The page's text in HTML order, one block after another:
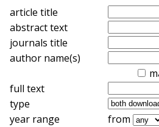
article title
abstract text
journals title
author name(s)
full text
type
year range
from